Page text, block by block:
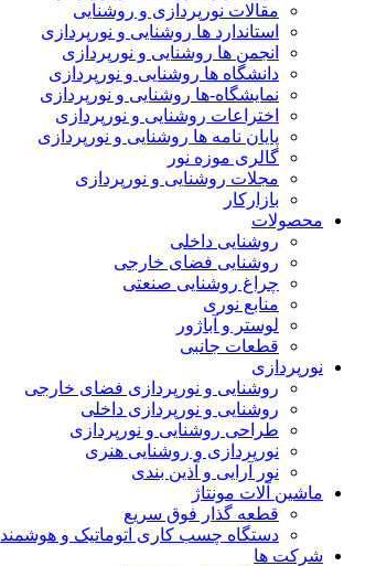
مقالات نورپردازی و روشنایی
استاندارد ها روشنایی و نورپردازی
انجمن ها روشنایی و نورپردازی
دانشگاه ها روشنایی و نورپردازی
نمایشگاه-ها روشنایی و نورپردازی
اختراعات روشنایی و نورپردازی
پایان نامه ها روشنایی و نورپردازی
گالری موزه نور
مجلات روشنایی و نورپردازی
بازارکار
محصولات
روشنایی داخلی
روشنایی فضای خارجی
چراغ روشنایی صنعتی
منابع نوری
لوستر و آباژور
قطعات جانبی
نورپردازی
روشنایی و نورپردازی فضای خارجی
روشنایی و نورپردازی داخلی
طراحی روشنایی و نورپردازی
نورپردازی و روشنایی هنری
نور آرایی و آذین بندی
ماشین آلات مونتاژ
قطعه گذار فوق سریع
دستگاه چسب کاری اتوماتیک و هوشمند
شرکت ها